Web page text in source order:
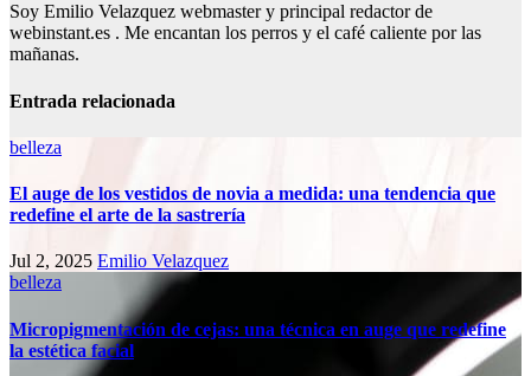
Soy Emilio Velazquez webmaster y principal redactor de
webinstant.es . Me encantan los perros y el café caliente por las
mañanas.
Entrada relacionada
belleza
El auge de los vestidos de novia a medida: una tendencia que
redefine el arte de la sastrería
Jul 2, 2025 Emilio Velazquez
belleza
Micropigmentación de cejas: una técnica en auge que redefine
la estética facial